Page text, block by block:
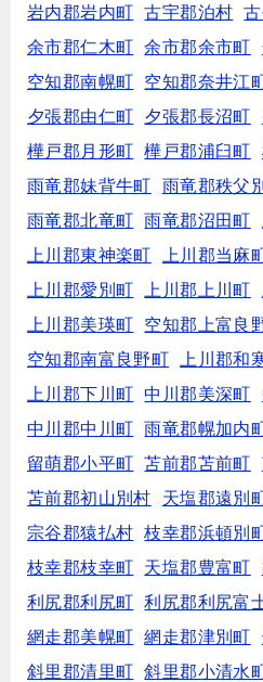
岩内郡岩内町
古宇郡泊村
余市郡仁木町
余市郡余市町
空知郡南幌町
空知郡奈井江
夕張郡由仁町
夕張郡長沼町
樺戸郡月形町
樺戸郡浦臼町
雨竜郡妹背牛町
雨竜郡秩父
雨竜郡北竜町
雨竜郡沼田町
上川郡東神楽町
上川郡当麻
上川郡愛別町
上川郡上川町
上川郡美瑛町
空知郡上富良
空知郡南富良野町
上川郡和
上川郡下川町
中川郡美深町
中川郡中川町
雨竜郡幌加内
留萌郡小平町
苫前郡苫前町
苫前郡初山別村
天塩郡遠別
宗谷郡猿払村
枝幸郡浜頓別
枝幸郡枝幸町
天塩郡豊富町
利尻郡利尻町
利尻郡利尻富
網走郡美幌町
網走郡津別町
斜里郡清里町
斜里郡小清水